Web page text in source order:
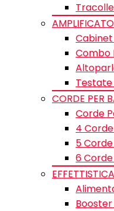
Combo
Testate
CORDE PER
Corde
4
5
6